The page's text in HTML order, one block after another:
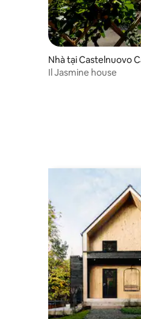
Nhà tại Castelnuovo
Il Jasmine house